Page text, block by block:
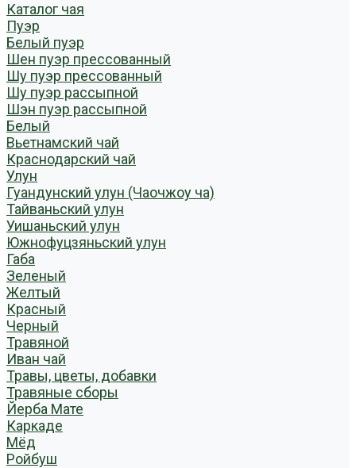
Каталог чая
Пуэр
Белый пуэр
Шен пуэр прессованный
Шу пуэр прессованный
Шу пуэр рассыпной
Шэн пуэр рассыпной
Белый
Вьетнамский чай
Краснодарский чай
Улун
Гуандунский улун (Чаочжоу ча)
Тайваньский улун
Уишаньский улун
Южнофуцзяньский улун
Габа
Зеленый
Желтый
Красный
Черный
Травяной
Иван чай
Травы, цветы, добавки
Травяные сборы
Йерба Мате
Каркаде
Мёд
Ройбуш